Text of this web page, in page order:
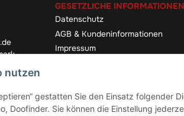
GESETZLICHE INFORMATIONEN
Datenschutz
AGB & Kundeninformationen
Impressum
nutzen
gestatten Sie den Einsatz folgender
Doofinder. Sie können die Einstellung